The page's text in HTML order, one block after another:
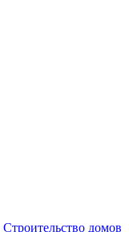
Строительство домов